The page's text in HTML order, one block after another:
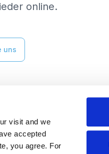
visit and we
accepted
you agree. For
online.
uns